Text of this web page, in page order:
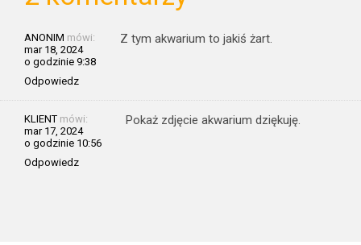
ANONIM mówi:
mar 18, 2024
o godzinie 9:38
Odpowiedz
Z tym akwarium to jakiś żart.
KLIENT mówi:
mar 17, 2024
o godzinie 10:56
Odpowiedz
Pokaż zdjęcie akwarium dziękuję.